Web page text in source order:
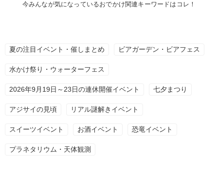
今みんなが気になっているおでかけ関連キーワードはコレ！
夏の注目イベント・催しまとめ ビアガーデン・ビアフェス
水かけ祭り・ウォーターフェス
2026年9月19日～23日の連休開催イベント 七夕まつり
アジサイの見頃 リアル謎解きイベント
スイーツイベント お酒イベント 恐竜イベント
プラネタリウム・天体観測